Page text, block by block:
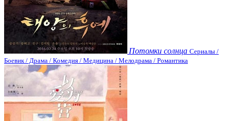
Потомки солнца Сериалы /
Боевик / Драма / Комедия / Медицина / Мелодрама / Романтика